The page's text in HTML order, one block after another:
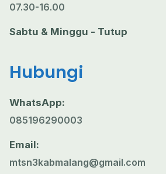
07.30-16.00
Sabtu & Minggu - Tutup
Hubungi
WhatsApp:
085196290003
Email:
mtsn3kabmalang@gmail.com